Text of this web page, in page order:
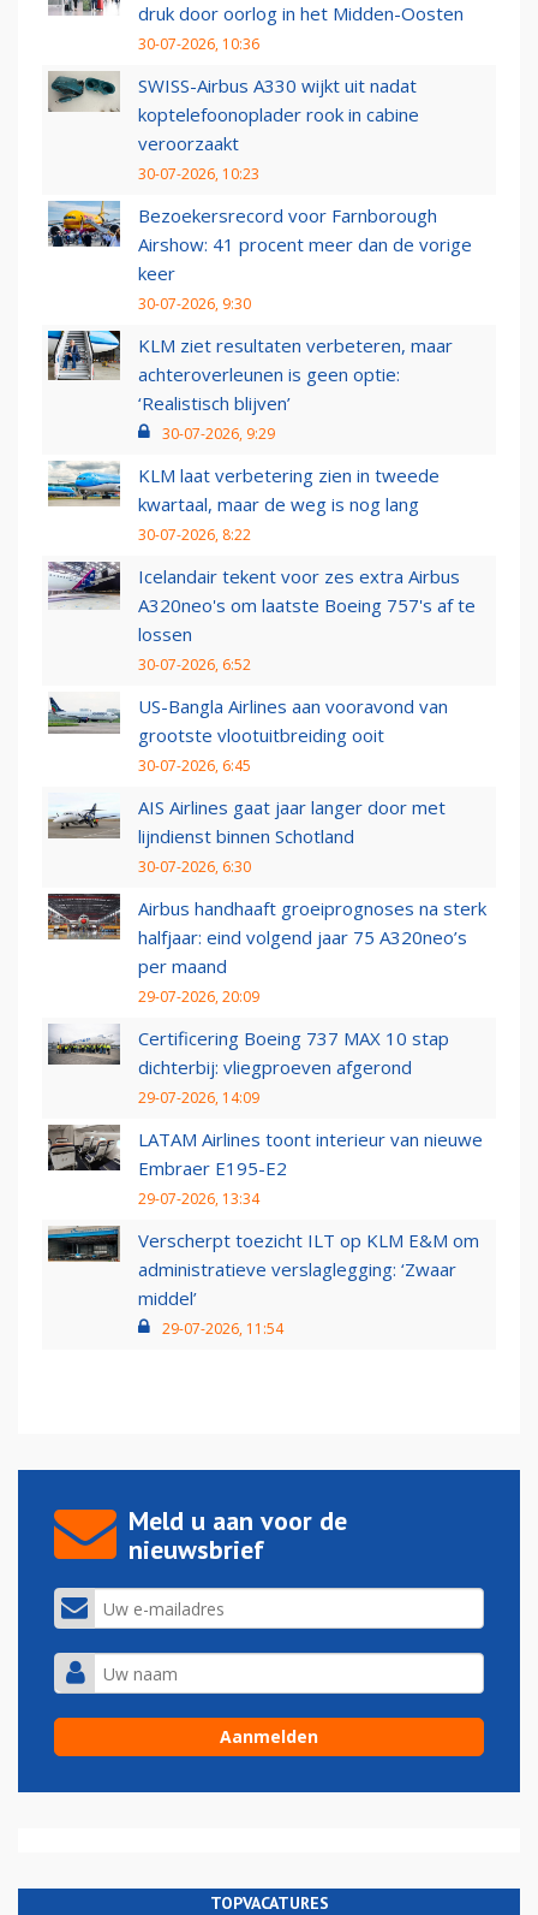
druk door oorlog in het Midden-Oosten
30-07-2026, 10:36
SWISS-Airbus A330 wijkt uit nadat
koptelefoonoplader rook in cabine
veroorzaakt
30-07-2026, 10:23
Bezoekersrecord voor Farnborough
Airshow: 41 procent meer dan de vorige
keer
30-07-2026, 9:30
KLM ziet resultaten verbeteren, maar
achteroverleunen is geen optie:
‘Realistisch blijven’
30-07-2026, 9:29
KLM laat verbetering zien in tweede
kwartaal, maar de weg is nog lang
30-07-2026, 8:22
Icelandair tekent voor zes extra Airbus
A320neo's om laatste Boeing 757's af te
lossen
30-07-2026, 6:52
US-Bangla Airlines aan vooravond van
grootste vlootuitbreiding ooit
30-07-2026, 6:45
AIS Airlines gaat jaar langer door met
lijndienst binnen Schotland
30-07-2026, 6:30
Airbus handhaaft groeiprognoses na sterk
halfjaar: eind volgend jaar 75 A320neo’s
per maand
29-07-2026, 20:09
Certificering Boeing 737 MAX 10 stap
dichterbij: vliegproeven afgerond
29-07-2026, 14:09
LATAM Airlines toont interieur van nieuwe
Embraer E195-E2
29-07-2026, 13:34
Verscherpt toezicht ILT op KLM E&M om
administratieve verslaglegging: ‘Zwaar
middel’
29-07-2026, 11:54
Meld u aan voor de
nieuwsbrief
TOPVACATURES